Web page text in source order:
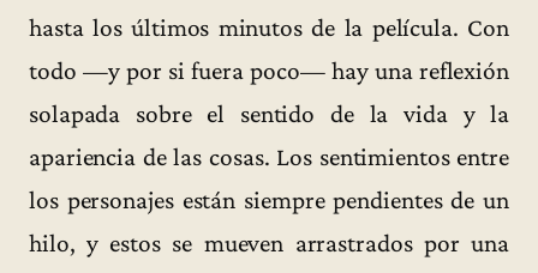
hasta los últimos minutos de la película. Con
todo —y por si fuera poco— hay una reflexión
solapada sobre el sentido de la vida y la
apariencia de las cosas. Los sentimientos entre
los personajes están siempre pendientes de un
hilo, y estos se mueven arrastrados por una